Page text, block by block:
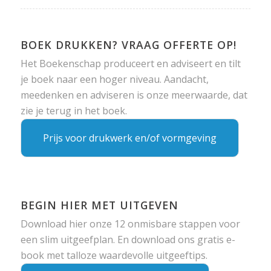
BOEK DRUKKEN? VRAAG OFFERTE OP!
Het Boekenschap produceert en adviseert en tilt
je boek naar een hoger niveau. Aandacht,
meedenken en adviseren is onze meerwaarde, dat
zie je terug in het boek.
Prijs voor drukwerk en/of vormgeving
BEGIN HIER MET UITGEVEN
Download hier onze 12 onmisbare stappen voor
een slim uitgeefplan. En download ons gratis e-
book met talloze waardevolle uitgeeftips.